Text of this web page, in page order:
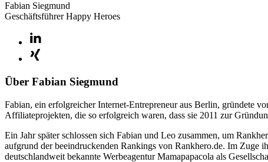
Fabian Siegmund
Geschäftsführer Happy Heroes
Über Fabian Siegmund
Fabian, ein erfolgreicher Internet-Entrepreneur aus Berlin, gründete
Affiliateprojekten, die so erfolgreich waren, dass sie 2011 zur
Ein Jahr später schlossen sich Fabian und Leo zusammen, um
aufgrund der beeindruckenden Rankings von Rankhero.de. Im Zuge
deutschlandweit bekannte Werbeagentur Mamapapacola als